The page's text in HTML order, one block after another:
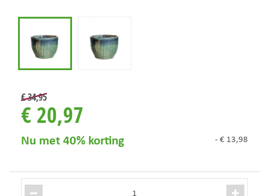
€34,95
€ 20,97
Nu met 40% korting - € 13,98